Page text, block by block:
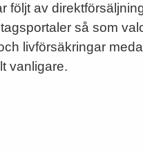
följt av
så som
livförsäkringar
vanligare.